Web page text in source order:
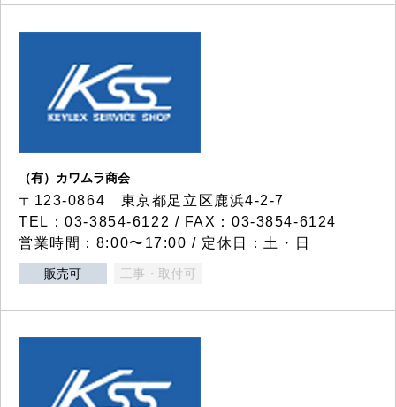
（有）カワムラ商会
〒123-0864 東京都足立区鹿浜4-2-7
TEL：03-3854-6122 / FAX：03-3854-6124
営業時間：8:00〜17:00 / 定休日：土・日
販売可 工事・取付可